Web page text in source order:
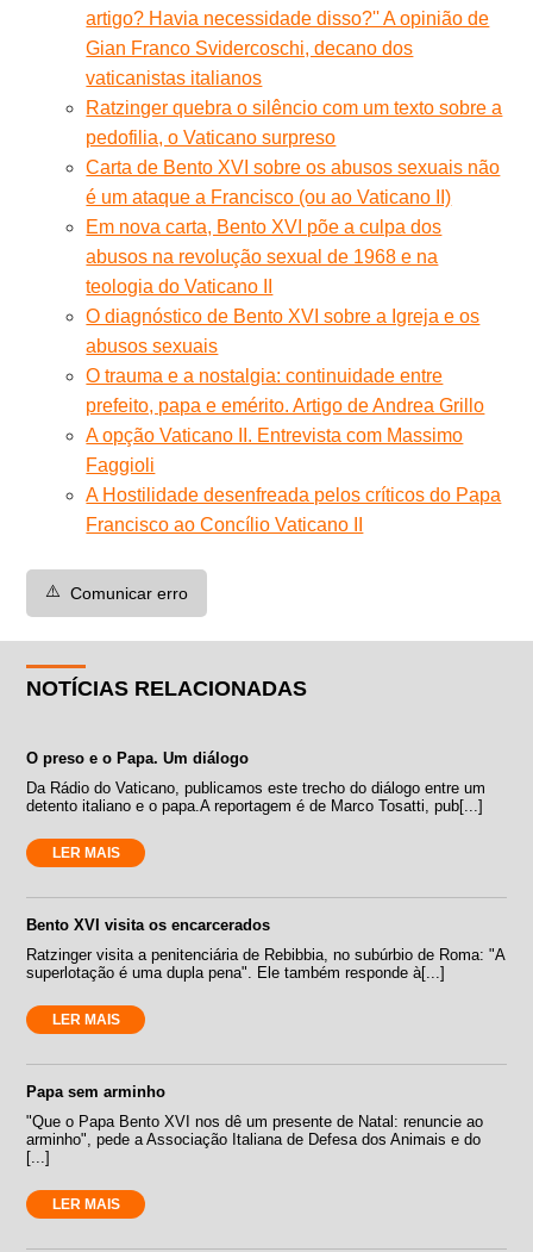
artigo? Havia necessidade disso?'' A opinião de
Gian Franco Svidercoschi, decano dos
vaticanistas italianos
Ratzinger quebra o silêncio com um texto sobre a
pedofilia, o Vaticano surpreso
Carta de Bento XVI sobre os abusos sexuais não
é um ataque a Francisco (ou ao Vaticano II)
Em nova carta, Bento XVI põe a culpa dos
abusos na revolução sexual de 1968 e na
teologia do Vaticano II
O diagnóstico de Bento XVI sobre a Igreja e os
abusos sexuais
O trauma e a nostalgia: continuidade entre
prefeito, papa e emérito. Artigo de Andrea Grillo
A opção Vaticano II. Entrevista com Massimo
Faggioli
A Hostilidade desenfreada pelos críticos do Papa
Francisco ao Concílio Vaticano II
⚠️ Comunicar erro
NOTÍCIAS RELACIONADAS
O preso e o Papa. Um diálogo
Da Rádio do Vaticano, publicamos este trecho do diálogo entre um
detento italiano e o papa.A reportagem é de Marco Tosatti, pub[...]
LER MAIS
Bento XVI visita os encarcerados
Ratzinger visita a penitenciária de Rebibbia, no subúrbio de Roma: "A
superlotação é uma dupla pena". Ele também responde à[...]
LER MAIS
Papa sem arminho
"Que o Papa Bento XVI nos dê um presente de Natal: renuncie ao
arminho", pede a Associação Italiana de Defesa dos Animais e do
[...]
LER MAIS